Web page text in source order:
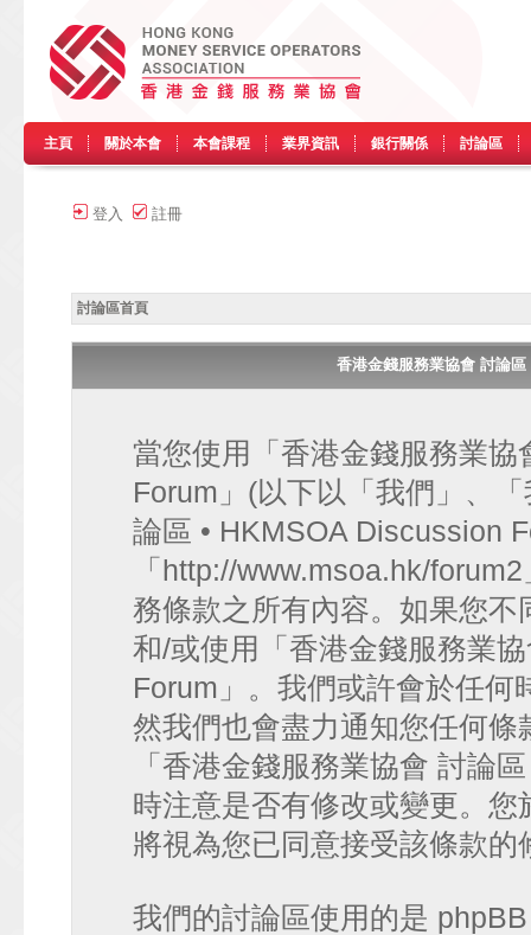
主頁 關於本會 本會課程 業界資訊 銀行關係 討論區
登入 註冊
討論區首頁
香港金錢服務業協會 討論
當您使用「香港金錢服務業
Forum」(以下以「我們」、
論區 • HKMSOA Discussion
「http://www.msoa.hk/
務條款之所有內容。如果您
和/或使用「香港金錢服務業
Forum」。我們或許會於任何
然我們也會盡力通知您任何
「香港金錢服務業協會 討論
時注意是否有修改或變更。
將視為您已同意接受該條款的
我們的討論區使用的是